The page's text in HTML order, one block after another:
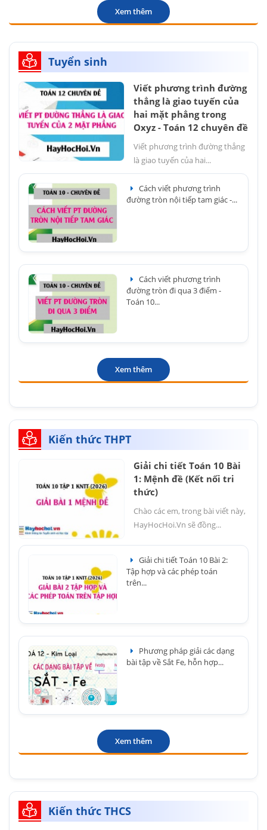
Xem thêm
Tuyển sinh
Viết phương trình đường
thẳng là giao tuyến của
hai mặt phẳng trong
Oxyz - Toán 12 chuyên đề
Viết phương trình đường thẳng
là giao tuyến của hai...
Cách viết phương trình
đường tròn nội tiếp tam giác -...
Cách viết phương trình
đường tròn đi qua 3 điểm -
Toán 10...
Xem thêm
Kiến thức THPT
Giải chi tiết Toán 10 Bài
1: Mệnh đề (Kết nối tri
thức)
Chào các em, trong bài viết này,
HayHocHoi.Vn sẽ đồng...
Giải chi tiết Toán 10 Bài 2:
Tập hợp và các phép toán
trên...
Phương pháp giải các dạng
bài tập về Sắt Fe, hỗn hợp...
Xem thêm
Kiến thức THCS